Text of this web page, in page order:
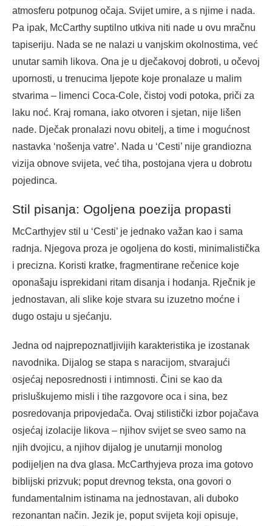
atmosferu potpunog očaja. Svijet umire, a s njime i nada.
Pa ipak, McCarthy suptilno utkiva niti nade u ovu mračnu
tapiseriju. Nada se ne nalazi u vanjskim okolnostima, već
unutar samih likova. Ona je u dječakovoj dobroti, u očevoj
upornosti, u trenucima ljepote koje pronalaze u malim
stvarima – limenci Coca-Cole, čistoj vodi potoka, priči za
laku noć. Kraj romana, iako otvoren i sjetan, nije lišen
nade. Dječak pronalazi novu obitelj, a time i mogućnost
nastavka ‘nošenja vatre’. Nada u ‘Cesti’ nije grandiozna
vizija obnove svijeta, već tiha, postojana vjera u dobrotu
pojedinca.
Stil pisanja: Ogoljena poezija propasti
McCarthyjev stil u ‘Cesti’ je jednako važan kao i sama
radnja. Njegova proza je ogoljena do kosti, minimalistička
i precizna. Koristi kratke, fragmentirane rečenice koje
oponašaju isprekidani ritam disanja i hodanja. Rječnik je
jednostavan, ali slike koje stvara su izuzetno moćne i
dugo ostaju u sjećanju.
Jedna od najprepoznatljivijih karakteristika je izostanak
navodnika. Dijalog se stapa s naracijom, stvarajući
osjećaj neposrednosti i intimnosti. Čini se kao da
prisluškujemo misli i tihe razgovore oca i sina, bez
posredovanja pripovjedača. Ovaj stilistički izbor pojačava
osjećaj izolacije likova – njihov svijet se sveo samo na
njih dvojicu, a njihov dijalog je unutarnji monolog
podijeljen na dva glasa. McCarthyjeva proza ima gotovo
biblijski prizvuk; poput drevnog teksta, ona govori o
fundamentalnim istinama na jednostavan, ali duboko
rezonantan način. Jezik je, poput svijeta koji opisuje,